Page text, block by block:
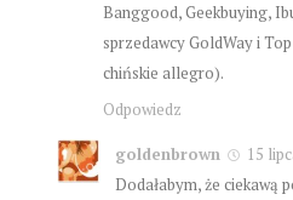
Banggood, Geekbuying,
sprzedawcy GoldWay i
chińskie allegro).
Odpowiedz
goldenbrown
15
Dodałabym, że ciekawą